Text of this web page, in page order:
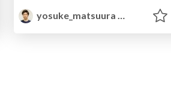
yosuke_matsuura